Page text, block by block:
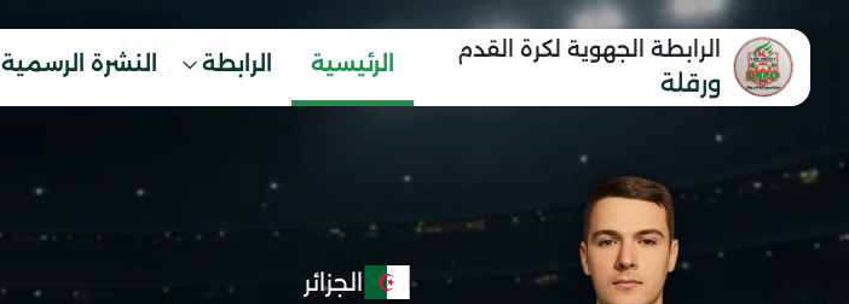
الرابطة الجهوية لكرة القدم
ورقلة
الرئيسية الرابطة النشرة الرسمية
الجزائر